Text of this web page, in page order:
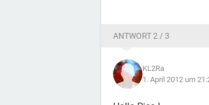
ANTWORT 2 / 3
KL2Ra
1. April 2012 um